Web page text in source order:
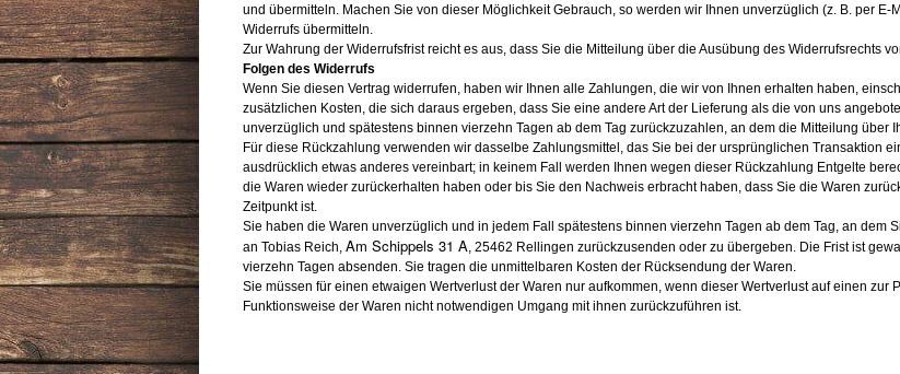
und übermitteln. Machen Sie von dieser Möglichkeit Gebrauch, so werden wir Ihnen unverzüglich (z. B. per
Widerrufs übermitteln.
Zur Wahrung der Widerrufsfrist reicht es aus, dass Sie die Mitteilung über die Ausübung des Widerrufsrechts
Folgen des Widerrufs
Wenn Sie diesen Vertrag widerrufen, haben wir Ihnen alle Zahlungen, die wir von Ihnen erhalten haben,
zusätzlichen Kosten, die sich daraus ergeben, dass Sie eine andere Art der Lieferung als die von uns
unverzüglich und spätestens binnen vierzehn Tagen ab dem Tag zurückzuzahlen, an dem die Mitteilung über
Für diese Rückzahlung verwenden wir dasselbe Zahlungsmittel, das Sie bei der ursprünglichen Transaktion
ausdrücklich etwas anderes vereinbart; in keinem Fall werden Ihnen wegen dieser Rückzahlung Entgelte
die Waren wieder zurückerhalten haben oder bis Sie den Nachweis erbracht haben, dass Sie die Waren
Zeitpunkt ist.
Sie haben die Waren unverzüglich und in jedem Fall spätestens binnen vierzehn Tagen ab dem Tag, an dem
an Tobias Reich, Am Schippels 31 A, 25462 Rellingen zurückzusenden oder zu übergeben. Die Frist ist
vierzehn Tagen absenden. Sie tragen die unmittelbaren Kosten der Rücksendung der Waren.
Sie müssen für einen etwaigen Wertverlust der Waren nur aufkommen, wenn dieser Wertverlust auf einen zur
Funktionsweise der Waren nicht notwendigen Umgang mit ihnen zurückzuführen ist.